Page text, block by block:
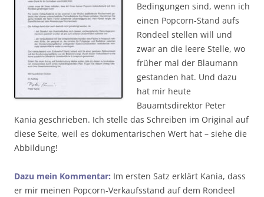
Bedingungen sind, wenn ich
einen Popcorn-Stand aufs
Rondeel stellen will und
zwar an die leere Stelle, wo
früher mal der Blaumann
gestanden hat. Und dazu
hat mir heute
Bauamtsdirektor Peter
Kania geschrieben. Ich stelle das Schreiben im Original auf
diese Seite, weil es dokumentarischen Wert hat – siehe die
Abbildung!
Dazu mein Kommentar: Im ersten Satz erklärt Kania, dass
er mir meinen Popcorn-Verkaufsstand auf dem Rondeel